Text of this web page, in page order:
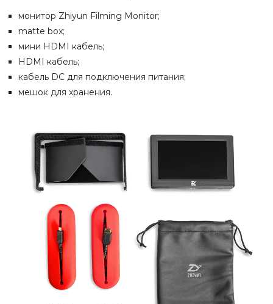
монитор Zhiyun Filming Monitor;
matte box;
мини HDMI кабель;
HDMI кабель;
кабель DC для подключения питания;
мешок для хранения.